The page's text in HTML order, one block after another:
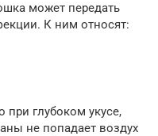
может передать
К ним относят:
при глубоком укусе,
не попадает воздух